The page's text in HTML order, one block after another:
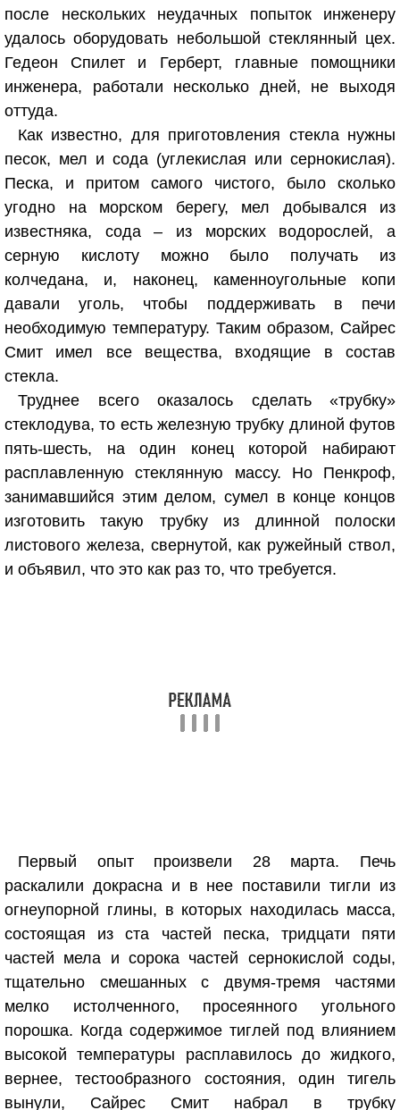
после нескольких неудачных попыток инженеру
удалось оборудовать небольшой стеклянный цех.
Гедеон Спилет и Герберт, главные помощники
инженера, работали несколько дней, не выходя
оттуда.
Как известно, для приготовления стекла нужны
песок, мел и сода (углекислая или сернокислая).
Песка, и притом самого чистого, было сколько
угодно на морском берегу, мел добывался из
известняка, сода – из морских водорослей, а
серную кислоту можно было получать из
колчедана, и, наконец, каменноугольные копи
давали уголь, чтобы поддерживать в печи
необходимую температуру. Таким образом, Сайрес
Смит имел все вещества, входящие в состав
стекла.
Труднее всего оказалось сделать «трубку»
стеклодува, то есть железную трубку длиной футов
пять-шесть, на один конец которой набирают
расплавленную стеклянную массу. Но Пенкроф,
занимавшийся этим делом, сумел в конце концов
изготовить такую трубку из длинной полоски
листового железа, свернутой, как ружейный ствол,
и объявил, что это как раз то, что требуется.
Первый опыт произвели 28 марта. Печь
раскалили докрасна и в нее поставили тигли из
огнеупорной глины, в которых находилась масса,
состоящая из ста частей песка, тридцати пяти
частей мела и сорока частей сернокислой соды,
тщательно смешанных с двумя-тремя частями
мелко истолченного, просеянного угольного
порошка. Когда содержимое тиглей под влиянием
высокой температуры расплавилось до жидкого,
вернее, тестообразного состояния, один тигель
вынули, Сайрес Смит набрал в трубку